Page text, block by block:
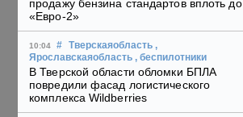
продажу бензина стандартов вплоть до
«Евро-2»
10:04 # Тверскаяобласть ,
Ярославскаяобласть , беспилотники
В Тверской области обломки БПЛА
повредили фасад логистического
комплекса Wildberries